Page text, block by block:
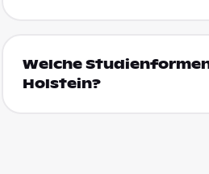
Welche
Holstein?